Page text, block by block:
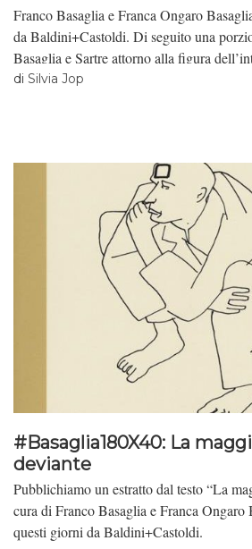
Franco Basaglia e Franca Ongaro
da Baldini+Castoldi. Di seguito una
Basaglia e Sartre attorno alla figura
di Silvia Jop
#Basaglia180X40: La
deviante
Pubblichiamo un estratto dal testo “La
cura di Franco Basaglia e Franca Ongaro
questi giorni da Baldini+Castoldi.